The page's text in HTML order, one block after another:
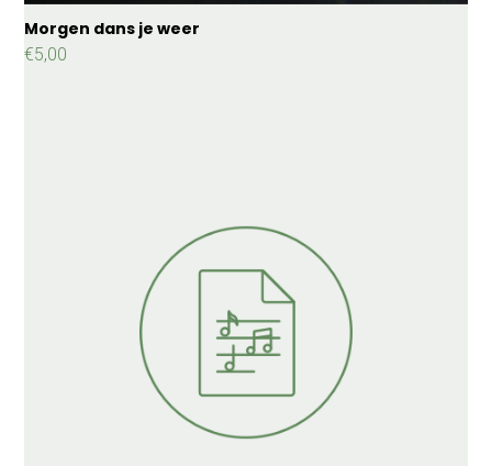
Morgen dans je weer
€5,00